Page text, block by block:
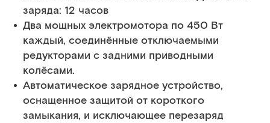
заряда: 12 часов
Два мощных электромотора по 450 Вт
каждый, соединённые отключаемыми
редукторами с задними приводными
колёсами.
Автоматическое зарядное устройство,
оснащенное защитой от короткого
замыкания, и исключающее перезаряд